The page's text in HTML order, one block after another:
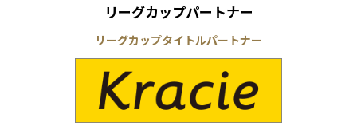
リーグカップパートナー
リーグカップタイトルパートナー